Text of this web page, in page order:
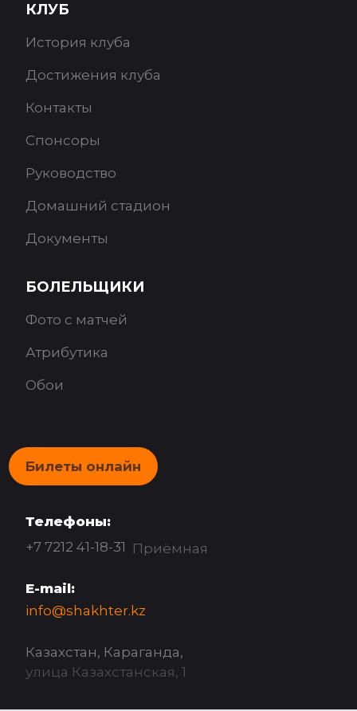
КЛУБ
История клуба
Достижения клуба
Контакты
Спонсоры
Руководство
Домашний стадион
Документы
БОЛЕЛЬЩИКИ
Фото с матчей
Атрибутика
Обои
Билеты онлайн
Телефоны:
+7 7212 41-18-31 Приёмная
E-mail:
info@shakhter.kz
Казахстан, Караганда,
улица Казахстанская, 1